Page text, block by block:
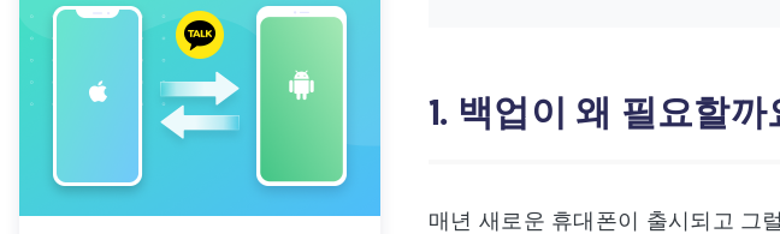
추적을 피하는 법까지 알려드려요.
1. 백업이 왜 필요할까
매년 새로운 휴대폰이 출시되고 그